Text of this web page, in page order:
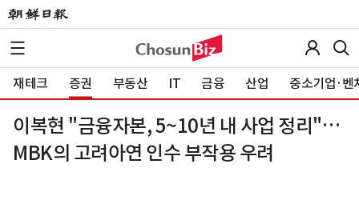
재테크 증권 부동산 IT 금융 산업 중소기업·벤
이복현 "금융자본, 5~10년 내 사업 정리"…
MBK의 고려아연 인수 부작용 우려